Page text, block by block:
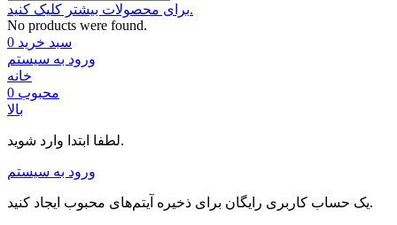
برای محصولات بیشتر کلیک کنید.
No products were found.
سبد خرید 0
ورود به سیستم
خانه
محبوب 0
بالا
لطفا ابتدا وارد شوید.
ورود به سیستم
یک حساب کاربری رایگان برای ذخیره آیتم‌های محبوب ایجاد کنید.